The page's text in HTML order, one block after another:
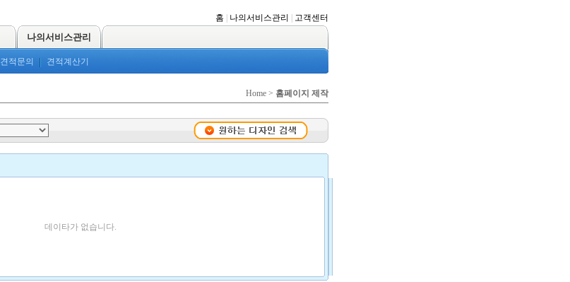
홈 나의서비스관리 고객센터
나의서비스관리
견적문의 견적계산기
Home > 홈페이지 제작
데이타가 없습니다.